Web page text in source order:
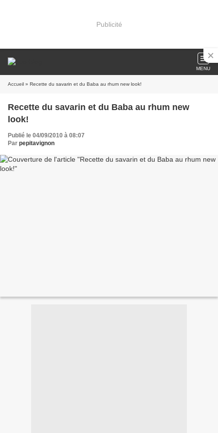
Publicité
MENU
Accueil » Recette du savarin et du Baba au rhum new look!
Recette du savarin et du Baba au rhum new
look!
Publié le 04/09/2010 à 08:07
Par pepitavignon